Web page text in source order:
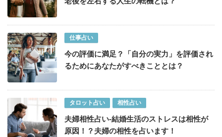
仕事占い
今の評価に満足？「自分の実力」を評価され
るためにあなたがすべきこととは？
タロット占い 相性占い
夫婦相性占い-結婚生活のストレスは相性が
原因！？夫婦の相性を占います！